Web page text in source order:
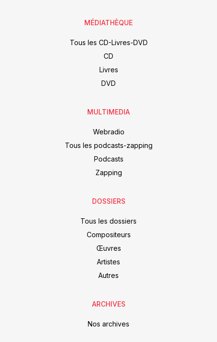
MÉDIATHÈQUE
Tous les CD-Livres-DVD
CD
Livres
DVD
MULTIMEDIA
Webradio
Tous les podcasts-zapping
Podcasts
Zapping
DOSSIERS
Tous les dossiers
Compositeurs
Œuvres
Artistes
Autres
ARCHIVES
Nos archives